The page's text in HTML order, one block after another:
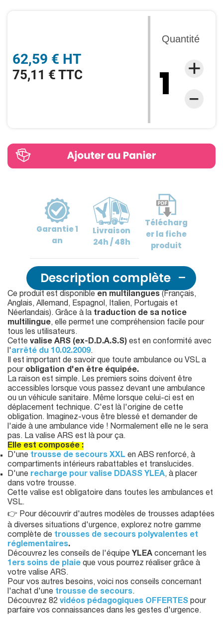
62,59 € HT
75,11 € TTC
Quantité
Garantie1
an
Livraison
24h / 48h
Télécharg
erla fiche
produit
Description complète
Ce produit est disponible en multilangues (Français,
Anglais, Allemand, Espagnol, Italien, Portugais et
Néerlandais). Grâce à la traduction de sa notice
multilingue, elle permet une compréhension facile pour
tous les utilisateurs.
Cette valise ARS (ex-D.D.A.S.S) est en conformité avec
l'arrêté du 10.02.2009.
Il est important de savoir que toute ambulance ou VSL a
pourobligation d'en être équipée.
La raison est simple. Les premiers soins doivent être
accessibles lorsque vous passez devant une ambulance
ou un véhicule sanitaire. Même lorsque celui-ci est en
déplacement technique. C'est là l'origine de cette
obligation. Imaginez-vous être blessé et demander de
l'aide à une ambulance vide ! Normalement elle ne le sera
pas. La valise ARS est là pour ça.
Elle est composée :
D'une trousse de secours XXL en ABS renforcé, à
compartiments intérieurs rabattables et translucides.
D'une recharge pour valise DDASS YLEA, à placer
dans votre trousse.
Cette valise est obligatoire dans toutes les ambulances et
VSL.
👉 Pour découvrir d'autres modèles de trousses adaptées
à diverses situations d'urgence, explorez notre gamme
complète de trousses de secours polyvalentes et
réglementaires.
Découvrez les conseils de l'équipe YLEA concernant les
1ers soins de plaie que vous pourrez réaliser grâce à
votre valise ARS.
Pour vos autres besoins, voici nos conseils concernant
l'achat d'une trousse de secours.
Découvrez 82 vidéos pédagogiques OFFERTES pour
parfaire vos connaissances dans les gestes d'urgence.